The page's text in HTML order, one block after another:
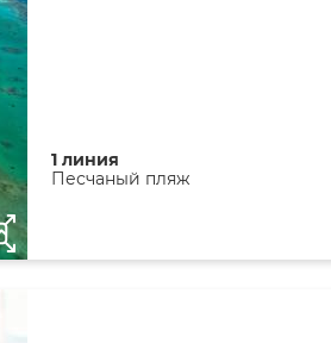
1 линия
Песчаный пляж